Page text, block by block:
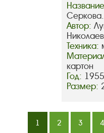
Серкова.
Автор:
Техника:
картон
Год: 1955
Размер:
1 2 3 4